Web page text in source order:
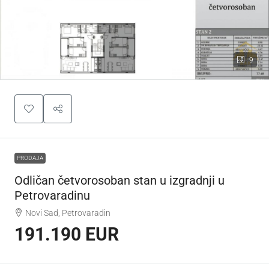
9
PRODAJA
Odličan četvorosoban stan u izgradnji u
Petrovaradinu
Novi Sad, Petrovaradin
191.190 EUR